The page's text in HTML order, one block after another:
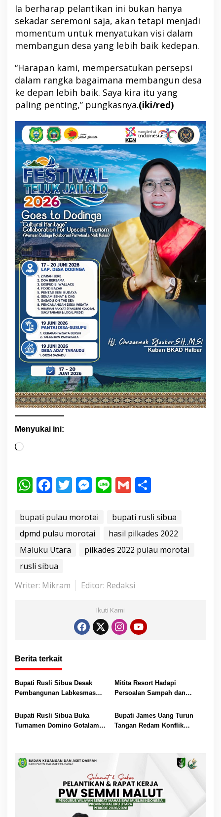
Ia berharap pelantikan ini bukan hanya
sekadar seremoni saja, akan tetapi menjadi
momentum untuk menyatukan visi dalam
membangun desa yang lebih baik kedepan.
“Harapan kami, mempersatukan persepsi
dalam rangka bagaimana membangun desa
ke depan lebih baik. Saya kira itu yang
paling penting,” pungkasnya.(iki/red)
Menyukai ini:
u
a
.
.
.
W
at
s
A
p
p
F
e
b
o
o
k
T
itt
er
M
ss
e
n
er
Li
e
G
ai
l
ar
e
bupati pulau morotai
bupati rusli sibua
dpmd pulau morotai
hasil pilkades 2022
Maluku Utara
pilkades 2022 pulau morotai
rusli sibua
Writer: Mikram
Editor: Redaksi
Ikuti Kami
Berita terkait
Bupati Rusli Sibua Desak
Pembangunan Labkesmas
Agustus
Mitita Resort Hadapi
Persoalan Sampah dan
Bertindak
Bupati Rusli Sibua Buka
Turnamen Domino Gotalamo
Bupati James Uang Turun
Tangan Redam Konflik
Kerugian